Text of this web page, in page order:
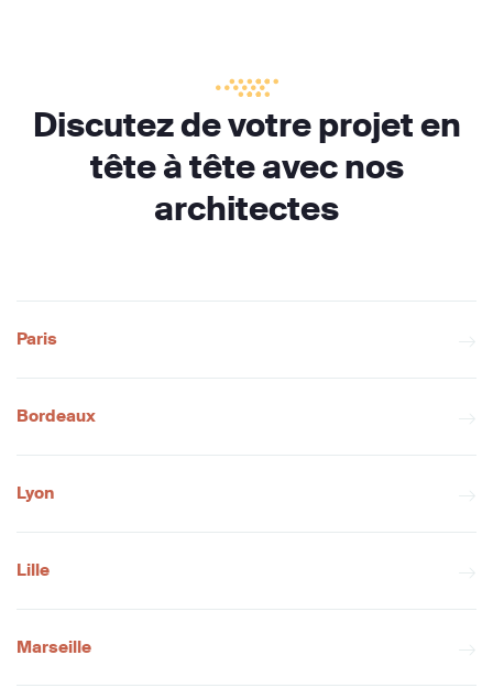
Discutez de votre projet en
tête à tête avec nos
architectes
Paris
Bordeaux
Lyon
Lille
Marseille